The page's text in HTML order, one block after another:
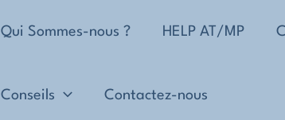
Qui Sommes-nous ? HELP AT/MP
Conseils Contactez-nous